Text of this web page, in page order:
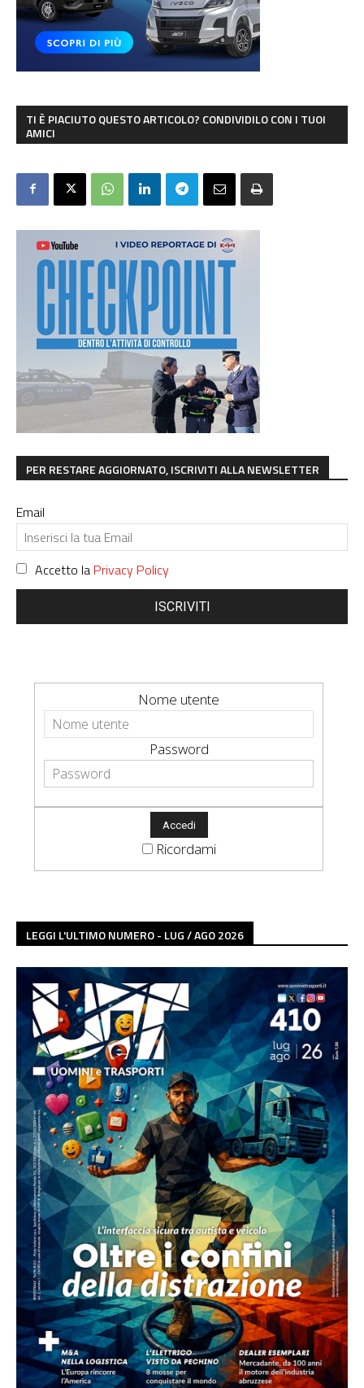
TI È PIACIUTO QUESTO ARTICOLO? CONDIVIDILO CON I TUOI
AMICI
PER RESTARE AGGIORNATO, ISCRIVITI ALLA NEWSLETTER
Email
Accetto la Privacy Policy
ISCRIVITI
Nome utente
Password
Ricordami
LEGGI L'ULTIMO NUMERO - LUG / AGO 2026